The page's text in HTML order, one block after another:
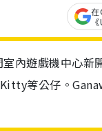
在
內遊戲機中心
等公仔。